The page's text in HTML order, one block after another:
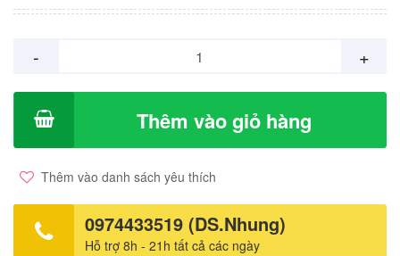
- +
Thêm vào giỏ hàng
Thêm vào danh sách yêu thích
0974433519 (DS.Nhung)
Hỗ trợ 8h - 21h tất cả các ngày